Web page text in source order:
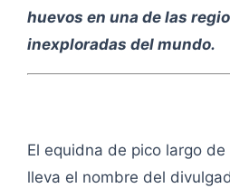
huevos en una de las
inexploradas del mundo.
El equidna de pico largo
lleva el nombre del